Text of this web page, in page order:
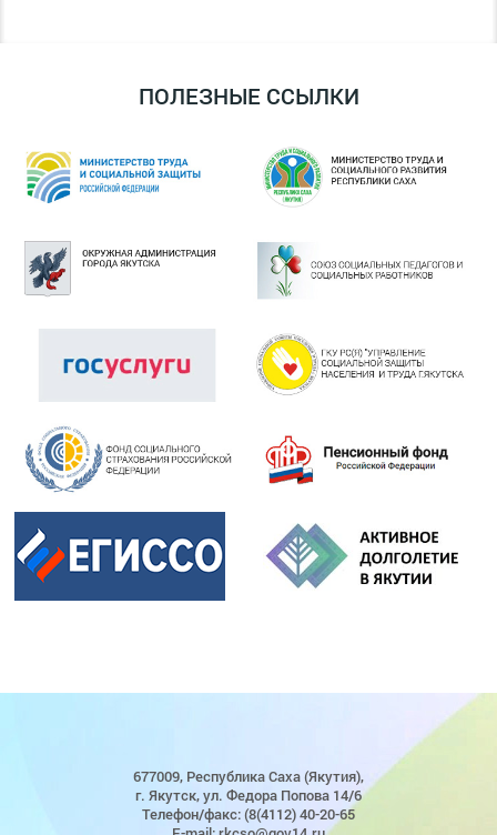
ПОЛЕЗНЫЕ ССЫЛКИ
677009, Республика Саха (Якутия),
г. Якутск, ул. Федора Попова 14/6
Телефон/факс: (8(4112) 40-20-65